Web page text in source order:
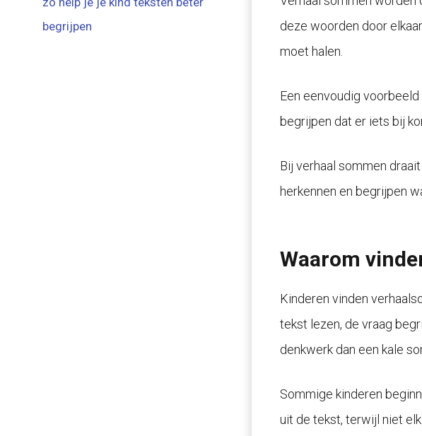
deze woorden door
moet halen.
Een eenvoudig
begrijpen dat er iets bij
Bij verhaal sommen
herkennen en begrijpen
Waarom
Kinderen vinden
tekst lezen, de vraag
denkwerk dan een kale
Sommige kinderen
uit de tekst, terwijl niet
begrijpen